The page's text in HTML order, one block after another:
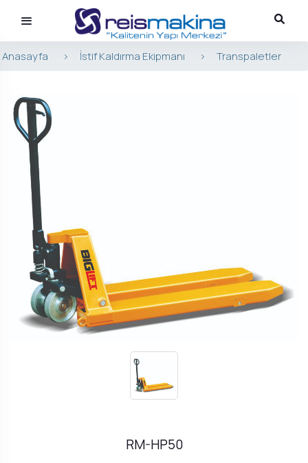
Anasayfa > İstif Kaldırma Ekipmanı > Transpaletler
RM-HP50